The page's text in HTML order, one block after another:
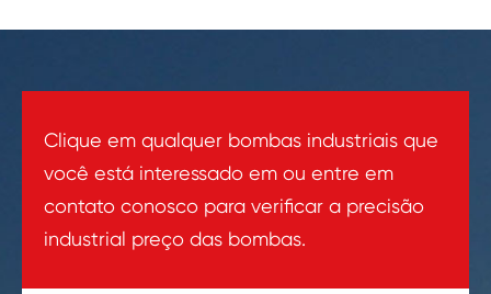
Clique em qualquer bombas industriais que
você está interessado em ou entre em
contato conosco para verificar a precisão
industrial preço das bombas.